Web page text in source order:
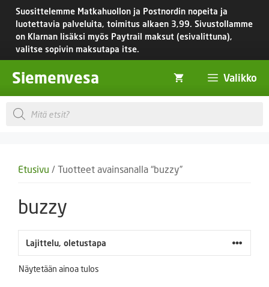
Siirry
sisältöön
Suosittelemme Matkahuollon ja Postnordin nopeita ja
luotettavia palveluita, toimitus alkaen 3,99. Sivustollamme
on Klarnan lisäksi myös Paytrail maksut (esivalittuna),
valitse sopivin maksutapa itse.
Siemenvesa Valikko
Products
search
Etusivu / Tuotteet avainsanalla “buzzy”
buzzy
Näytetään ainoa tulos